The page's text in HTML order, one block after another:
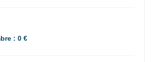
: 0 €